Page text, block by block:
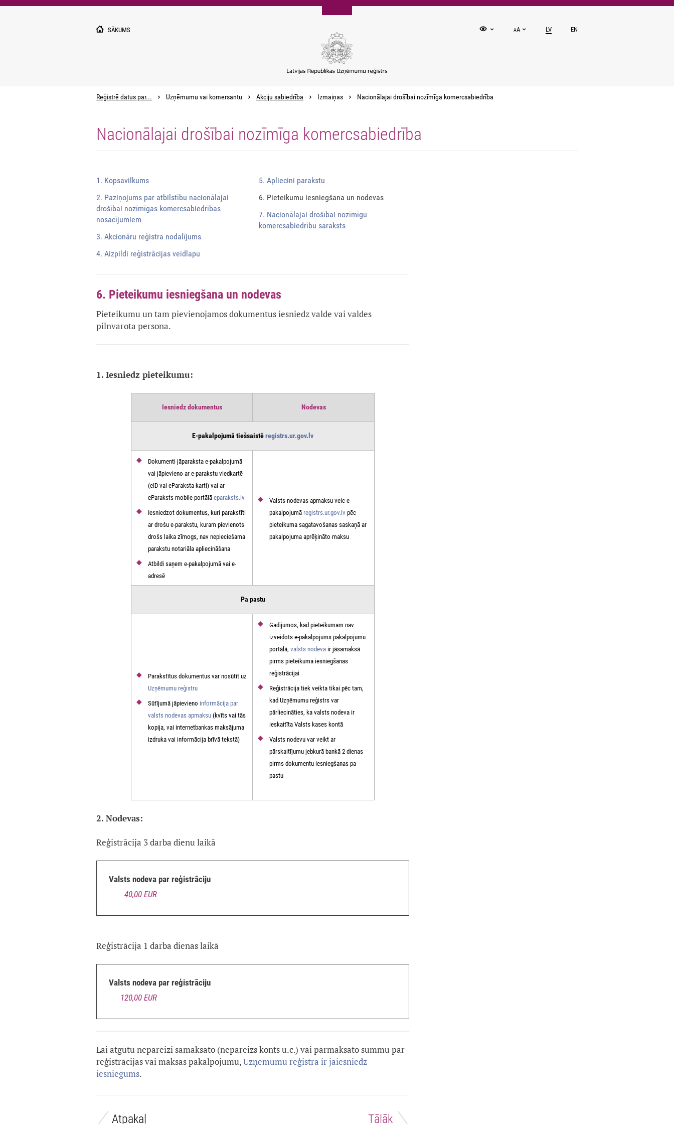
Pārlekt
SĀKUMS AA LV EN
Reģistrē datus par... Uzņēmumu vai komersantu Akciju sabiedrība Izmaiņas Nacionālajai drošībai nozīmīga komercsabiedrība
Nacionālajai drošībai nozīmīga komercsabiedrība
1. Kopsavilkums
2. Paziņojums par atbilstību nacionālajai
drošībai nozīmīgas komercsabiedrības
nosacījumiem
3. Akcionāru reģistra nodalījums
4. Aizpildi reģistrācijas veidlapu
5. Apliecini parakstu
6. Pieteikumu iesniegšana un nodevas
7. Nacionālajai drošībai nozīmīgu
komercsabiedrību saraksts
6. Pieteikumu iesniegšana un nodevas
Pieteikumu un tam pievienojamos dokumentus iesniedz valde vai valdes
pilnvarota persona.
1. Iesniedz pieteikumu:
Iesniedz dokumentus Nodevas
E-pakalpojumā tiešsaistēregistrs.ur.gov.lv
Dokumenti jāparaksta e-pakalpojumā
vai jāpievieno ar e-parakstu viedkartē
(eID vai eParaksta karti) vai ar
eParaksts mobile portālā eparaksts.lv
Iesniedzot dokumentus, kuri parakstīti
ar drošu e-parakstu, kuram pievienots
drošs laika zīmogs, nav nepieciešama
parakstu notariāla apliecināšana
Atbildi saņem e-pakalpojumā vai e-
adresē
Valsts nodevas apmaksu veic e-
pakalpojumā registrs.ur.gov.lv pēc
pieteikuma sagatavošanas saskaņā ar
pakalpojuma aprēķināto maksu
Pa pastu
Parakstītus dokumentus var nosūtīt uz
Uzņēmumu reģistru
Sūtījumā jāpievieno informācija par
valsts nodevas apmaksu (kvīts vai tās
kopija, vai internetbankas maksājuma
izdruka vai informācija brīvā tekstā)
Gadījumos, kad pieteikumam nav
izveidots e-pakalpojums pakalpojumu
portālā, valsts nodeva ir jāsamaksā
pirms pieteikuma iesniegšanas
reģistrācijai
Reģistrācija tiek veikta tikai pēc tam,
kad Uzņēmumu reģistrs var
pārliecināties, ka valsts nodeva ir
ieskaitīta Valsts kases kontā
Valsts nodevu var veikt ar
pārskaitījumu jebkurā bankā 2 dienas
pirms dokumentu iesniegšanas pa
pastu
2. Nodevas:
Reģistrācija 3 darba dienu laikā
Valsts nodeva par reģistrāciju
40,00 EUR
Reģistrācija 1 darba dienas laikā
Valsts nodeva par reģistrāciju
120,00 EUR
Lai atgūtu nepareizi samaksāto (nepareizs konts u.c.) vai pārmaksāto summu par
reģistrācijas vai maksas pakalpojumu,Uzņēmumu reģistrā ir jāiesniedz
iesniegums.
Tālāk
Atpakaļ